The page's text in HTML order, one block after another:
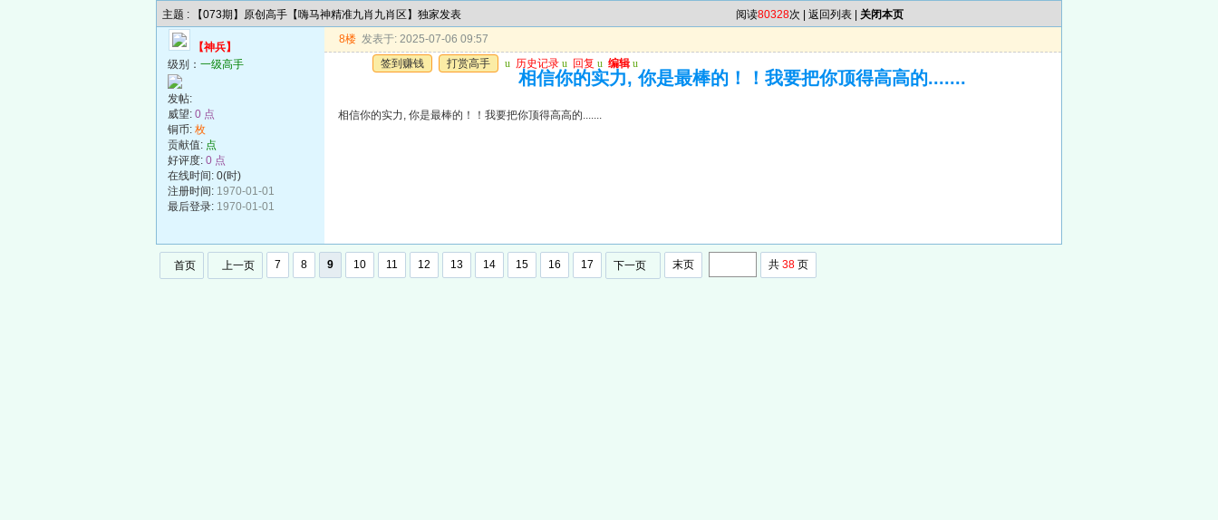
主题 : 【073期】原创高手【嗨马神精准九肖九肖区】独家发表 阅读80328次 | 返回列表 关闭本页
【神兵】
级别： 一级高手
发帖:
威望: 0 点
铜币: 枚
贡献值: 点
好评度: 0 点
在线时间: 0(时)
注册时间: 1970-01-01
最后登录: 1970-01-01
8楼 发表于: 2025-07-06 09:57
签到赚钱
打赏高手 u 历史记录 u 回复 u 编辑 u
相信你的实力, 你是最棒的！！我要把你顶得高高的.......
相信你的实力, 你是最棒的！！我要把你顶得高高的.......
首页 上一页 7 8 9 10 11 12 13 14 15 16 17 下一页 末页 共 38 页